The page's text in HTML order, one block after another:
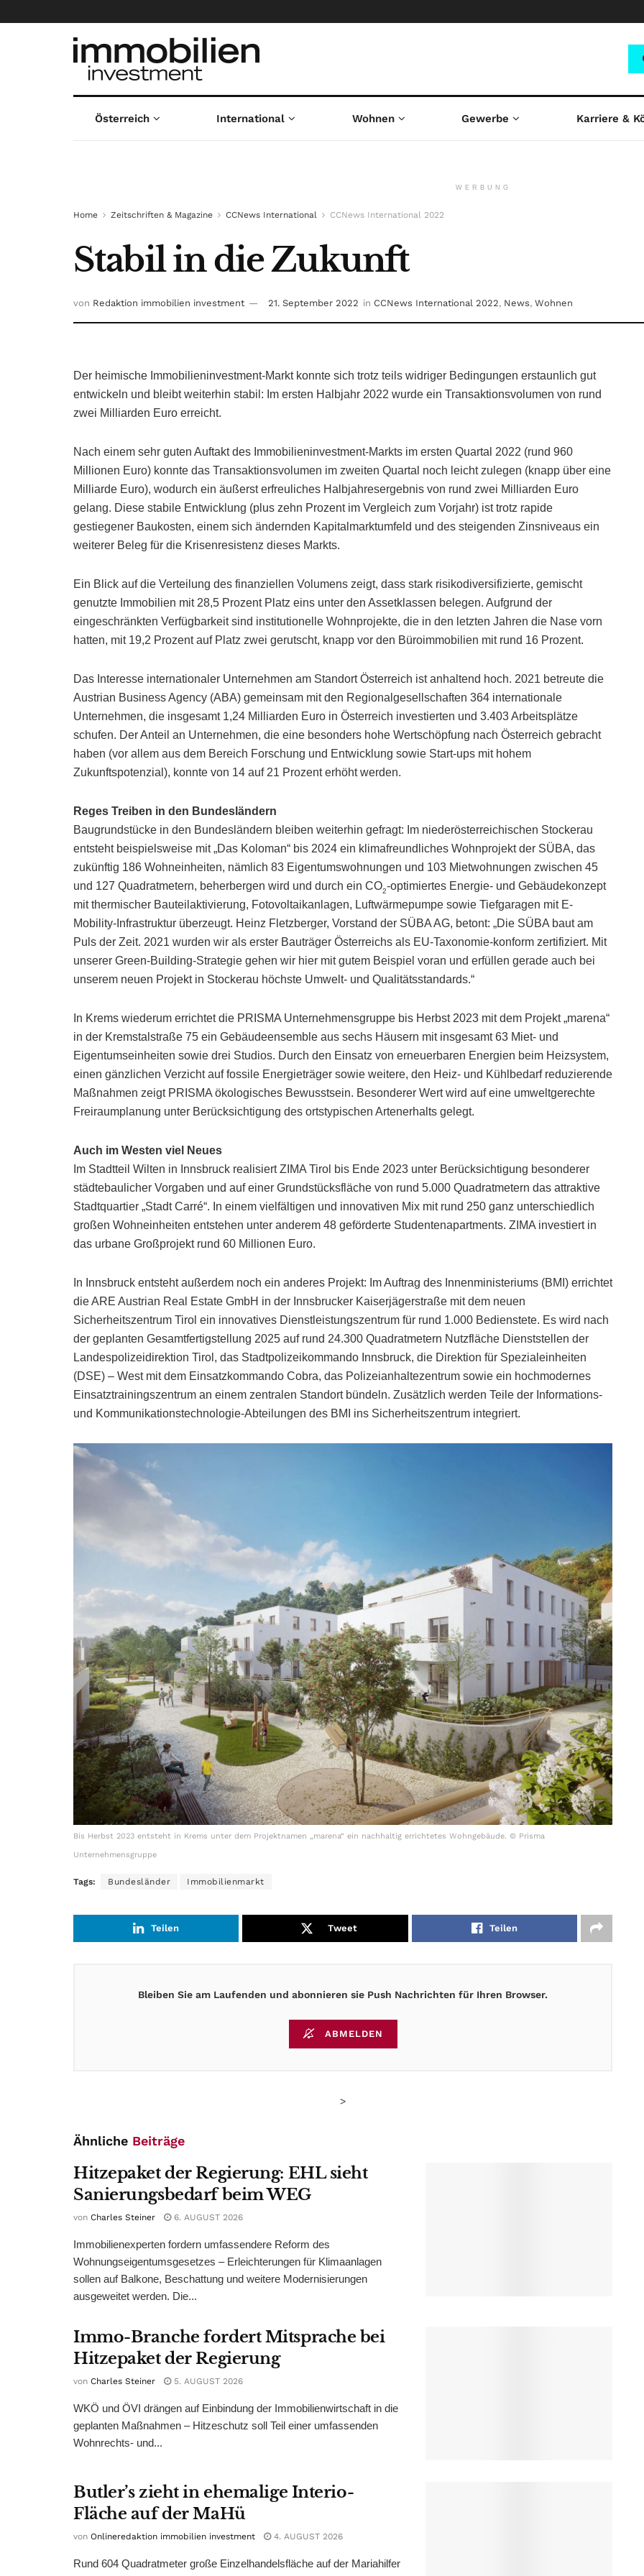
Österreich International Wohnen Gewerbe Karriere &
WERBUNG
Home Zeitschriften & Magazine CCNews International CCNews International 2022
Stabil in die Zukunft
von Redaktion immobilien investment 21. September 2022 in CCNews International 2022, News, Wohnen
Der heimische Immobilieninvestment-Markt konnte sich trotz teils widriger Bedingungen erstaunlich gut
entwickeln und bleibt weiterhin stabil: Im ersten Halbjahr 2022 wurde ein Transaktionsvolumen von rund
zwei Milliarden Euro erreicht.
Nach einem sehr guten Auftakt des Immobilieninvestment-Markts im ersten Quartal 2022 (rund 960
Millionen Euro) konnte das Transaktionsvolumen im zweiten Quartal noch leicht zulegen (knapp über eine
Milliarde Euro), wodurch ein äußerst erfreuliches Halbjahresergebnis von rund zwei Milliarden Euro
gelang. Diese stabile Entwicklung (plus zehn Prozent im Vergleich zum Vorjahr) ist trotz rapide
gestiegener Baukosten, einem sich ändernden Kapitalmarktumfeld und des steigenden Zinsniveaus ein
weiterer Beleg für die Krisenresistenz dieses Markts.
Ein Blick auf die Verteilung des finanziellen Volumens zeigt, dass stark risikodiversifizierte, gemischt
genutzte Immobilien mit 28,5 Prozent Platz eins unter den Assetklassen belegen. Aufgrund der
eingeschränkten Verfügbarkeit sind institutionelle Wohnprojekte, die in den letzten Jahren die Nase vorn
hatten, mit 19,2 Prozent auf Platz zwei gerutscht, knapp vor den Büroimmobilien mit rund 16 Prozent.
Das Interesse internationaler Unternehmen am Standort Österreich ist anhaltend hoch. 2021 betreute die
Austrian Business Agency (ABA) gemeinsam mit den Regionalgesellschaften 364 internationale
Unternehmen, die insgesamt 1,24 Milliarden Euro in Österreich investierten und 3.403 Arbeitsplätze
schufen. Der Anteil an Unternehmen, die eine besonders hohe Wertschöpfung nach Österreich gebracht
haben (vor allem aus dem Bereich Forschung und Entwicklung sowie Start-ups mit hohem
Zukunftspotenzial), konnte von 14 auf 21 Prozent erhöht werden.
Reges Treiben in den Bundesländern
Baugrundstücke in den Bundesländern bleiben weiterhin gefragt: Im niederösterreichischen Stockerau
entsteht beispielsweise mit „Das Koloman“ bis 2024 ein klimafreundliches Wohnprojekt der SÜBA, das
zukünftig 186 Wohneinheiten, nämlich 83 Eigentumswohnungen und 103 Mietwohnungen zwischen 45
und 127 Quadratmetern, beherbergen wird und durch ein CO2-optimiertes Energie- und Gebäudekonzept
mit thermischer Bauteilaktivierung, Fotovoltaikanlagen, Luftwärmepumpe sowie Tiefgaragen mit E-
Mobility-Infrastruktur überzeugt. Heinz Fletzberger, Vorstand der SÜBA AG, betont: „Die SÜBA baut am
Puls der Zeit. 2021 wurden wir als erster Bauträger Österreichs als EU-Taxonomie-konform zertifiziert. Mit
unserer Green-Building-Strategie gehen wir hier mit gutem Beispiel voran und erfüllen gerade auch bei
unserem neuen Projekt in Stockerau höchste Umwelt- und Qualitätsstandards.“
In Krems wiederum errichtet die PRISMA Unternehmensgruppe bis Herbst 2023 mit dem Projekt „marena“
in der Kremstalstraße 75 ein Gebäudeensemble aus sechs Häusern mit insgesamt 63 Miet- und
Eigentumseinheiten sowie drei Studios. Durch den Einsatz von erneuerbaren Energien beim Heizsystem,
einen gänzlichen Verzicht auf fossile Energieträger sowie weitere, den Heiz- und Kühlbedarf reduzierende
Maßnahmen zeigt PRISMA ökologisches Bewusstsein. Besonderer Wert wird auf eine umweltgerechte
Freiraumplanung unter Berücksichtigung des ortstypischen Artenerhalts gelegt.
Auch im Westen viel Neues
Im Stadtteil Wilten in Innsbruck realisiert ZIMA Tirol bis Ende 2023 unter Berücksichtigung besonderer
städtebaulicher Vorgaben und auf einer Grundstücksfläche von rund 5.000 Quadratmetern das attraktive
Stadtquartier „Stadt Carré“. In einem vielfältigen und innovativen Mix mit rund 250 ganz unterschiedlich
großen Wohneinheiten entstehen unter anderem 48 geförderte Studentenapartments. ZIMA investiert in
das urbane Großprojekt rund 60 Millionen Euro.
In Innsbruck entsteht außerdem noch ein anderes Projekt: Im Auftrag des Innenministeriums (BMI) errichtet
die ARE Austrian Real Estate GmbH in der Innsbrucker Kaiserjägerstraße mit dem neuen
Sicherheitszentrum Tirol ein innovatives Dienstleistungszentrum für rund 1.000 Bedienstete. Es wird nach
der geplanten Gesamtfertigstellung 2025 auf rund 24.300 Quadratmetern Nutzfläche Dienststellen der
Landespolizeidirektion Tirol, das Stadtpolizeikommando Innsbruck, die Direktion für Spezialeinheiten
(DSE) – West mit dem Einsatzkommando Cobra, das Polizeianhaltezentrum sowie ein hochmodernes
Einsatztrainingszentrum an einem zentralen Standort bündeln. Zusätzlich werden Teile der Informations-
und Kommunikationstechnologie-Abteilungen des BMI ins Sicherheitszentrum integriert.
Bis Herbst 2023 entsteht in Krems unter dem Projektnamen „marena“ ein nachhaltig errichtetes Wohngebäude. © Prisma
Unternehmensgruppe
Tags: Bundesländer Immobilienmarkt
Teilen Tweet Teilen
Bleiben Sie am Laufenden und abonnieren sie Push Nachrichten für Ihren Browser.
ABMELDEN
>
Ähnliche Beiträge
Hitzepaket der Regierung: EHL sieht
Sanierungsbedarf beim WEG
von Charles Steiner 6. AUGUST 2026
Immobilienexperten fordern umfassendere Reform des
Wohnungseigentumsgesetzes – Erleichterungen für Klimaanlagen
sollen auf Balkone, Beschattung und weitere Modernisierungen
ausgeweitet werden. Die...
Immo-Branche fordert Mitsprache bei
Hitzepaket der Regierung
von Charles Steiner 5. AUGUST 2026
WKÖ und ÖVI drängen auf Einbindung der Immobilienwirtschaft in die
geplanten Maßnahmen – Hitzeschutz soll Teil einer umfassenden
Wohnrechts- und...
Butler’s zieht in ehemalige Interio-
Fläche auf der MaHü
von Onlineredaktion immobilien investment 4. AUGUST 2026
Rund 604 Quadratmeter große Einzelhandelsfläche auf der Mariahilfer